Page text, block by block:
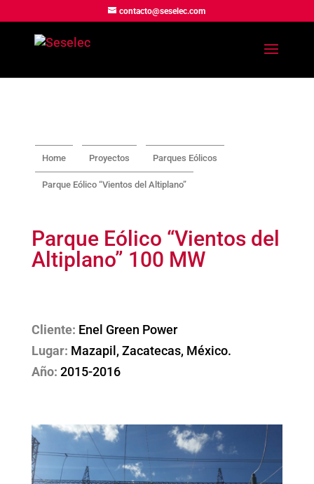
contacto@seselec.com
Home Proyectos Parques Eólicos
Parque Eólico “Vientos del Altiplano”
Parque Eólico “Vientos del
Altiplano” 100 MW
Cliente: Enel Green Power
Lugar: Mazapil, Zacatecas, México.
Año: 2015-2016